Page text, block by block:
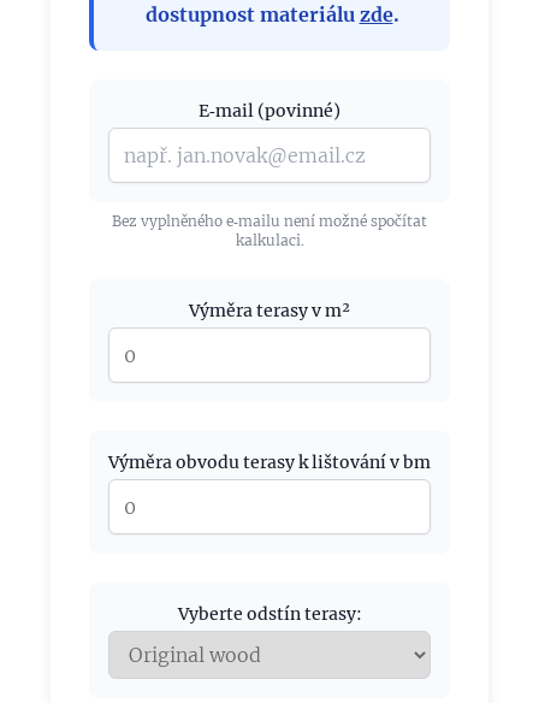
dostupnost materiálu zde.
E‑mail (povinné)
Bez vyplněného e‑mailu není možné spočítat
kalkulaci.
Výměra terasy v m²
Výměra obvodu terasy k lištování v bm
Vyberte odstín terasy: